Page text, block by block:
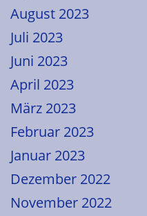
August 2023
Juli 2023
Juni 2023
April 2023
März 2023
Februar 2023
Januar 2023
Dezember 2022
November 2022